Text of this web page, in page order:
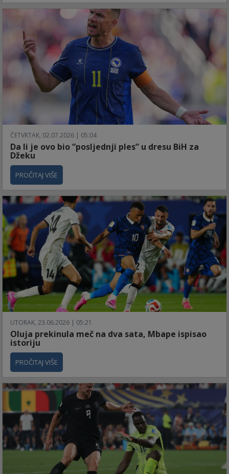
ČETVRTAK, 02.07.2026 | 05:04
Da li je ovo bio “posljednji ples” u dresu BiH za
Džeku
PROČITAJ VIŠE
UTORAK, 23.06.2026 | 05:21
Oluja prekinula meč na dva sata, Mbape ispisao
istoriju
PROČITAJ VIŠE